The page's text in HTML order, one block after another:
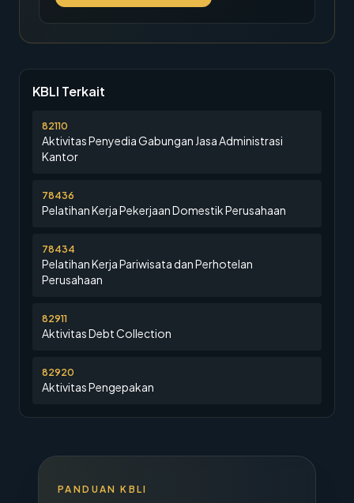
KBLI Terkait
82110
Aktivitas Penyedia Gabungan Jasa Administrasi
Kantor
78436
Pelatihan Kerja Pekerjaan Domestik Perusahaan
78434
Pelatihan Kerja Pariwisata dan Perhotelan
Perusahaan
82911
Aktivitas Debt Collection
82920
Aktivitas Pengepakan
PANDUAN KBLI